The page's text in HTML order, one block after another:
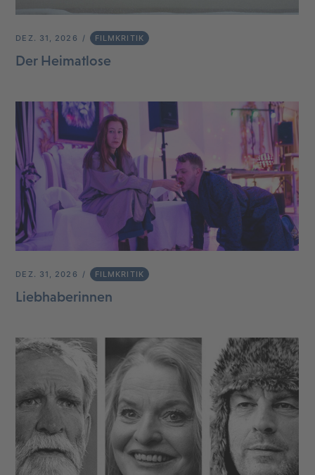
DEZ. 31, 2026 FILMKRITIK
Der Heimatlose
DEZ. 31, 2026 FILMKRITIK
Liebhaberinnen